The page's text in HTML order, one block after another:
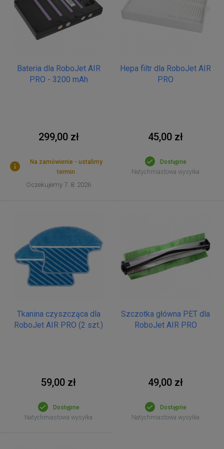
Bateria dla RoboJet AIR
PRO - 3200 mAh
299,00 zł
Na zamówienie - ustalimy
termin
Oczekujemy 7. 8. 2026
Hepa filtr dla RoboJet AIR
PRO
45,00 zł
Dostępne
Natychmiastowa wysyłka
Tkanina czyszcząca dla
RoboJet AIR PRO (2 szt.)
59,00 zł
Dostępne
Natychmiastowa wysyłka
Szczotka główna PET dla
RoboJet AIR PRO
49,00 zł
Dostępne
Natychmiastowa wysyłka